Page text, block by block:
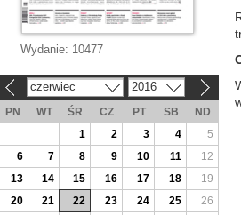
Wydanie: 10477
czerwiec 2016
PN WT ŚR CZ PT SB
ND
1
2 3 4
5
6
7 8 9 10 11
12
13
14 15 16 17 18
19
20
21 22 23 24 25
26